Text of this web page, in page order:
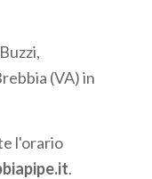
(VA) in
l'orario
.